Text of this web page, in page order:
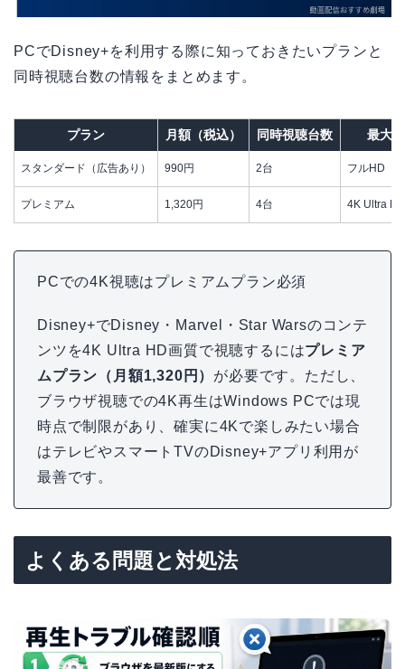
PCでDisney+を利用する際に知っておきたいプランと
同時視聴台数の情報をまとめます。
プラン 月額（税込） 同時視聴台数 最大
スタンダード（広告あり） 990円 2台 フルHD（
プレミアム 1,320円 4台 4K Ultra HD
PCでの4K視聴はプレミアムプラン必須
Disney+でDisney・Marvel・Star Warsのコンテ
ンツを4K Ultra HD画質で視聴するにはプレミア
ムプラン（月額1,320円） が必要です。ただし、
ブラウザ視聴での4K再生はWindows PCでは現
時点で制限があり、確実に4Kで楽しみたい場合
はテレビやスマートTVのDisney+アプリ利用が
最善です。
よくある問題と対処法